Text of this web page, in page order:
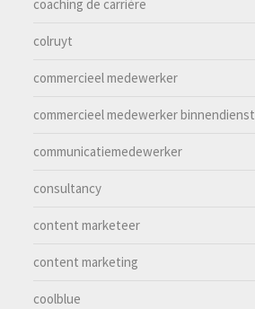
coaching de carrière
colruyt
commercieel medewerker
commercieel medewerker binnendienst
communicatiemedewerker
consultancy
content marketeer
content marketing
coolblue